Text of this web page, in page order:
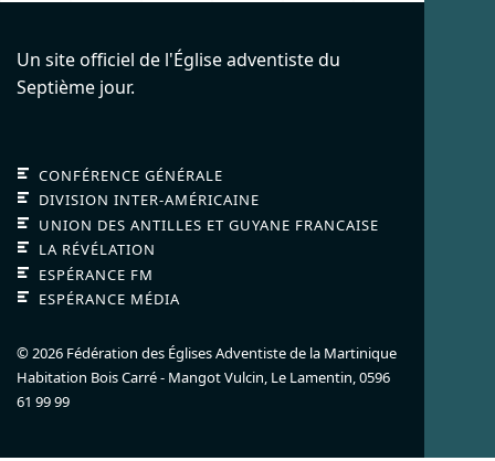
Un site officiel de l'Église adventiste du
Septième jour.
CONFÉRENCE GÉNÉRALE
DIVISION INTER-AMÉRICAINE
UNION DES ANTILLES ET GUYANE FRANCAISE
LA RÉVÉLATION
ESPÉRANCE FM
ESPÉRANCE MÉDIA
© 2026 Fédération des Églises Adventiste de la Martinique
Habitation Bois Carré - Mangot Vulcin, Le Lamentin,0596
61 99 99